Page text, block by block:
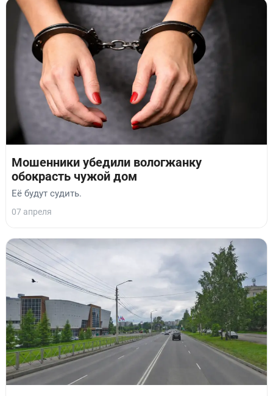
Мошенники убедили вологжанку
обокрасть чужой дом
Её будут судить.
07 апреля